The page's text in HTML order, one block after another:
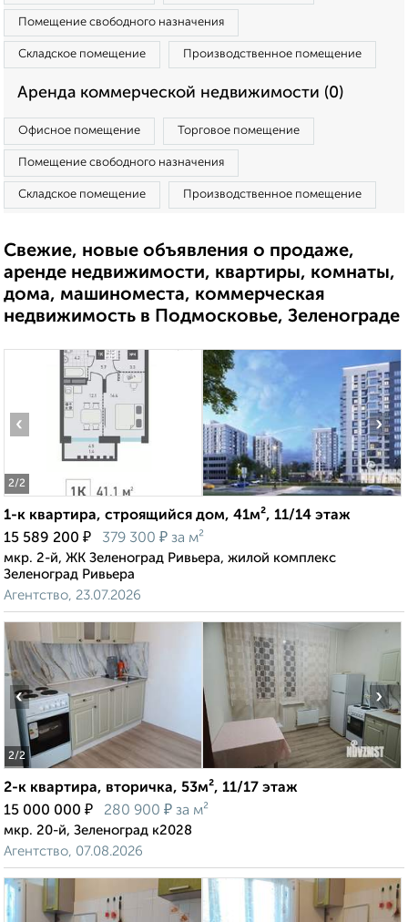
Помещение свободного назначения
Складское помещение Производственное помещение
Аренда коммерческой недвижимости (0)
Офисное помещение Торговое помещение
Помещение свободного назначения
Складское помещение Производственное помещение
Свежие, новые объявления о продаже,
аренде недвижимости, квартиры, комнаты,
дома, машиноместа, коммерческая
недвижимость в Подмосковье, Зеленограде
2/2
‹ ›
1-к квартира, строящийся дом, 41м², 11/14 этаж
15 589 200 ₽ 379 300 ₽ за м²
мкр. 2-й, ЖК Зеленоград Ривьера, жилой комплекс
Зеленоград Ривьера
Агентство, 23.07.2026
2/2
‹ ›
2-к квартира, вторичка, 53м², 11/17 этаж
15 000 000 ₽ 280 900 ₽ за м²
мкр. 20-й, Зеленоград к2028
Агентство, 07.08.2026